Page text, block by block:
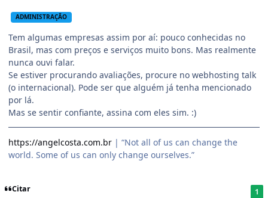
ADMINISTRAÇÃO
Tem algumas empresas assim por aí: pouco conhecidas no
Brasil, mas com preços e serviços muito bons. Mas realmente
nunca ouvi falar.
Se estiver procurando avaliações, procure no webhosting talk
(o internacional). Pode ser que alguém já tenha mencionado
por lá.
Mas se sentir confiante, assina com eles sim. :)
https://angelcosta.com.br | “Not all of us can change the
world. Some of us can only change ourselves.”
Citar 1